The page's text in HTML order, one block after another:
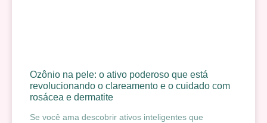
Ozônio na pele: o ativo poderoso que está
revolucionando o clareamento e o cuidado com
rosácea e dermatite
Se você ama descobrir ativos inteligentes que